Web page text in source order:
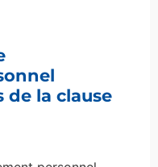
de la clause